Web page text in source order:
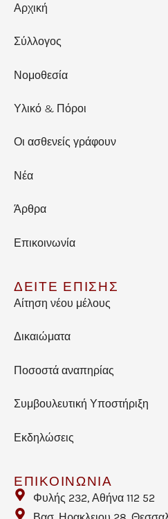
Αρχική
Σύλλογος
Νομοθεσία
Υλικό & Πόροι
Οι ασθενείς γράφουν
Νέα
Άρθρα
Επικοινωνία
ΔΕΙΤΕ ΕΠΙΣΗΣ
Αίτηση νέου μέλους
Δικαιώματα
Ποσοστά αναπηρίας
Συμβουλευτική Υποστήριξη
Εκδηλώσεις
ΕΠΙΚΟΙΝΩΝΙΑ
Φυλής 232, Αθήνα 112 52